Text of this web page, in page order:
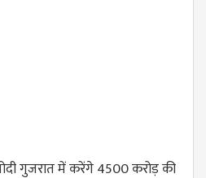
मोदी गुजरात में करेंगे 4500 करोड़ की